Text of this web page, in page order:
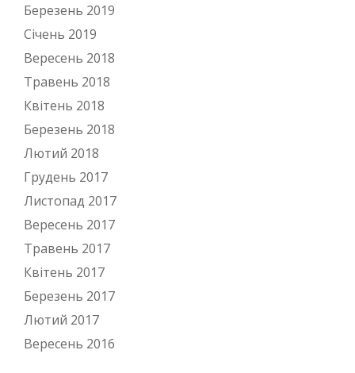
Березень 2019
Січень 2019
Вересень 2018
Травень 2018
Квітень 2018
Березень 2018
Лютий 2018
Грудень 2017
Листопад 2017
Вересень 2017
Травень 2017
Квітень 2017
Березень 2017
Лютий 2017
Вересень 2016